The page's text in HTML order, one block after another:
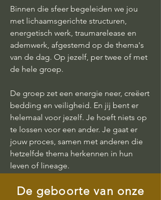
Binnen die sfeer begeleiden we jou
met lichaamsgerichte structuren,
energetisch werk, traumarelease en
ademwerk, afgestemd op de thema's
van de dag. Op jezelf, per twee of met
de hele groep.
De groep zet een energie neer, creëert
bedding en veiligheid. En jij bent er
helemaal voor jezelf. Je hoeft niets op
te lossen voor een ander. Je gaat er
jouw proces, samen met anderen die
hetzelfde thema herkennen in hun
leven of lineage.
De geboorte van onze